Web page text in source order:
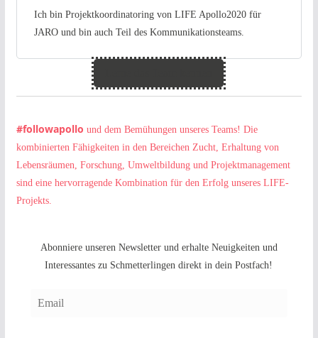
Ich bin Projektkoordinatoring von LIFE Apollo2020 für
JARO und bin auch Teil des Kommunikationsteams.
#followapollo und dem Bemühungen unseres Teams! Die
kombinierten Fähigkeiten in den Bereichen Zucht, Erhaltung von
Lebensräumen, Forschung, Umweltbildung und Projektmanagement
sind eine hervorragende Kombination für den Erfolg unseres LIFE-
Projekts.
Abonniere unseren Newsletter und erhalte Neuigkeiten und
Interessantes zu Schmetterlingen direkt in dein Postfach!